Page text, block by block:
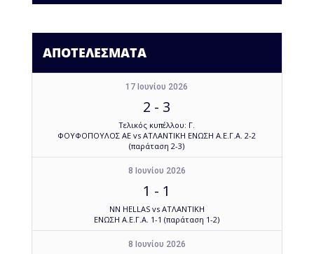
ΑΠΟΤΕΛΕΣΜΑΤΑ
17 Ιουνίου 2026
2 - 3
Τελικός κυπέλλου: Γ.
ΦΟΥΦΟΠΟΥΛΟΣ ΑΕ vs ΑΤΛΑΝΤΙΚΗ ΕΝΩΣΗ Α.Ε.Γ.Α. 2-2
(παράταση 2-3)
8 Ιουνίου 2026
1 - 1
NN HELLAS vs ΑΤΛΑΝΤΙΚΗ
ΕΝΩΣΗ Α.Ε.Γ.Α. 1-1 (παράταση 1-2)
8 Ιουνίου 2026